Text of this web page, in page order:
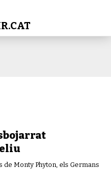
de Monty Phyton, els Germans